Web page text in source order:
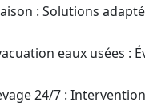
: Solutions
eaux usées :
24/7 :